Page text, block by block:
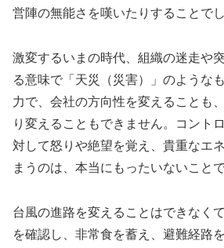
営陣の無能さを嘆いたりすることでし
激変するいまの時代、組織の迷走や
る意味で「天災（災害）」のような
力で、会社の方向性を変えることも
り変えることもできません。コント
対して怒りや絶望を覚え、貴重なエ
まうのは、本当にもったいないことで
台風の進路を変えることはできなく
を確認し、非常食を蓄え、避難経路